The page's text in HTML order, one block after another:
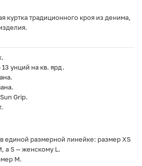
куртка традиционного кроя из денима,
унций на кв. ярд.
Grip.
единой размерной линейке: размер XS
а S — женскому L.
M.